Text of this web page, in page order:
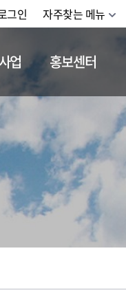
그인 자주찾는 메뉴
업 홍보센터